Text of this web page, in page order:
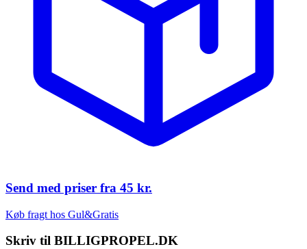
Send med priser fra 45 kr.
Køb fragt hos Gul&Gratis
Skriv til BILLIGPROPEL.DK